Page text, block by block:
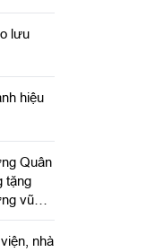
lưu
hiệu
Quân
tặng
vũ
nhà